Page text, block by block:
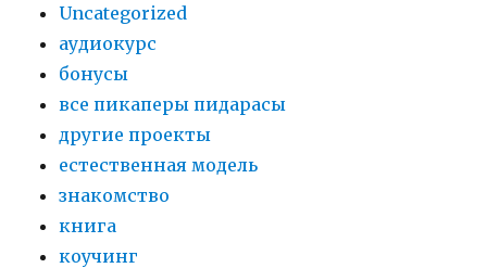
Uncategorized
аудиокурс
бонусы
все пикаперы пидарасы
другие проекты
естественная модель
знакомство
книга
коучинг